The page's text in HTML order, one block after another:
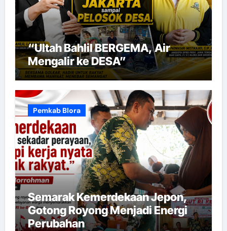
“Ultah Bahlil BERGEMA, Air
Mengalir ke DESA”
Pemkab Blora
Semarak Kemerdekaan Jepon,
Gotong Royong Menjadi Energi
Perubahan